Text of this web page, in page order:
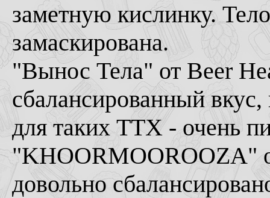
заметную кислинку.
замаскирована.
"Вынос Тела" от Beer
сбалансированный
для таких ТТХ - очень
довольно